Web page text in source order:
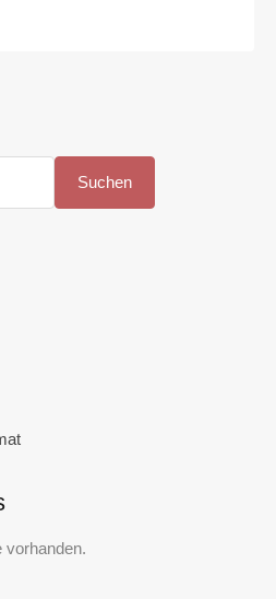
Suchen
vorhanden.